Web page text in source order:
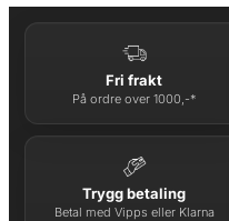
Fri frakt
På ordre over 1000,-*
Trygg betaling
Betal med Vipps eller Klarna